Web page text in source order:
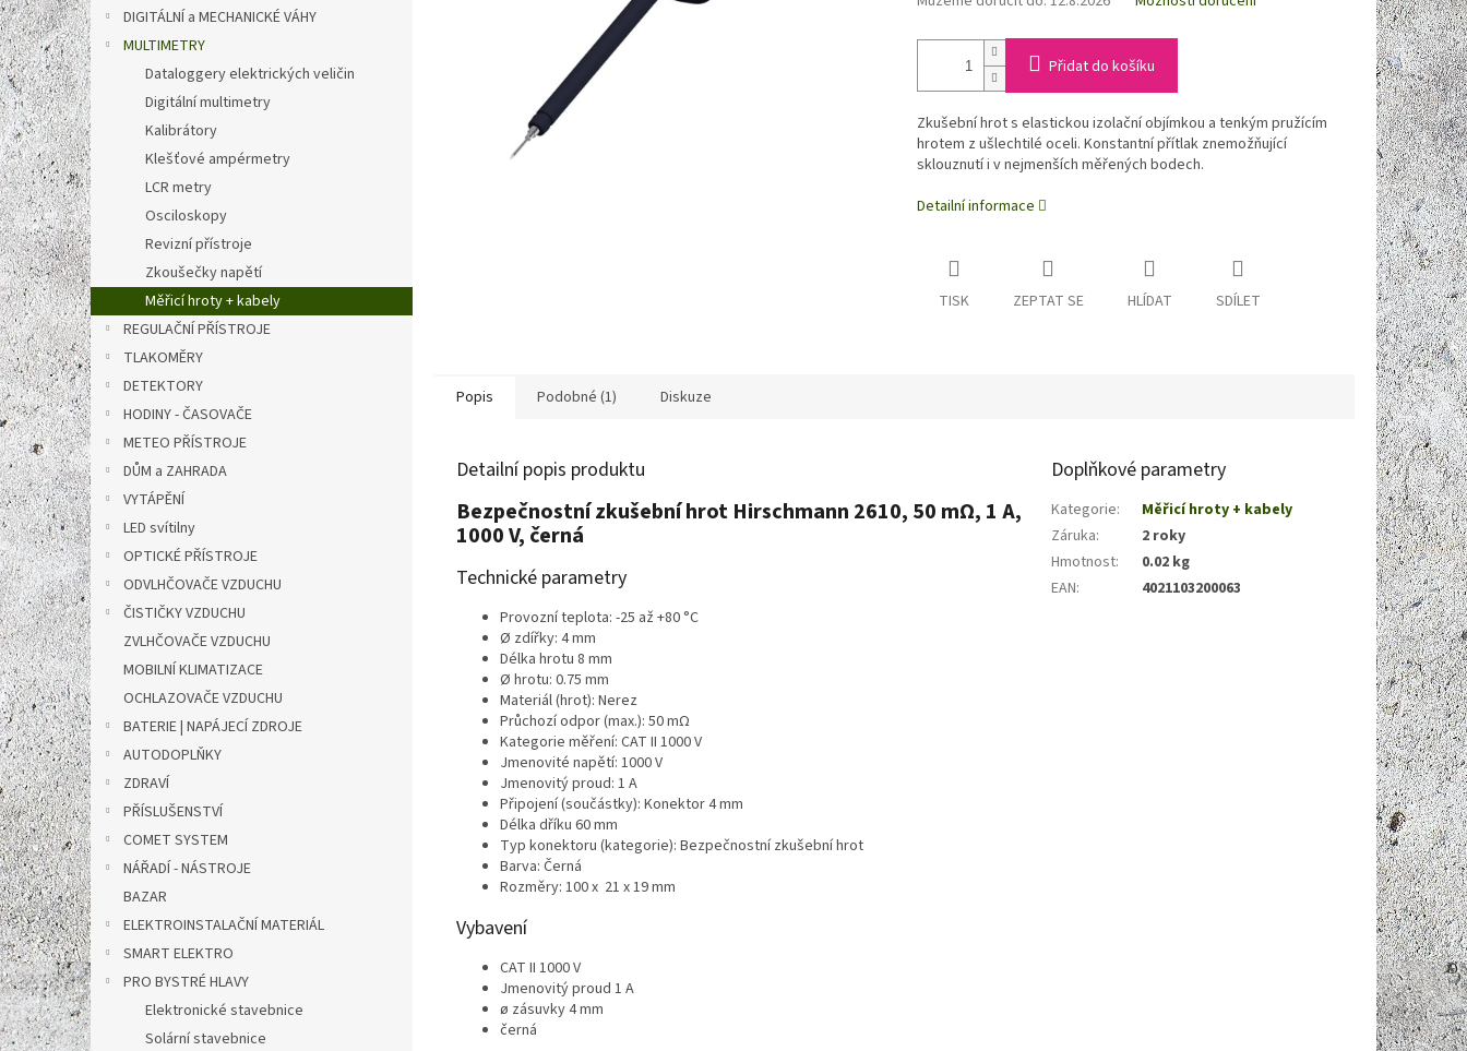
e
l
DIGITÁLNÍ a MECHANICKÉ VÁHY
MULTIMETRY
Dataloggery elektrických veličin
Digitální multimetry
Kalibrátory
Klešťové ampérmetry
LCR metry
Osciloskopy
Revizní přístroje
Zkoušečky napětí
Měřicí hroty + kabely
REGULAČNÍ PŘÍSTROJE
TLAKOMĚRY
DETEKTORY
HODINY - ČASOVAČE
METEO PŘÍSTROJE
DŮM a ZAHRADA
VYTÁPĚNÍ
LED svítilny
OPTICKÉ PŘÍSTROJE
ODVLHČOVAČE VZDUCHU
ČISTIČKY VZDUCHU
ZVLHČOVAČE VZDUCHU
MOBILNÍ KLIMATIZACE
OCHLAZOVAČE VZDUCHU
BATERIE | NAPÁJECÍ ZDROJE
AUTODOPLŇKY
ZDRAVÍ
PŘÍSLUŠENSTVÍ
COMET SYSTEM
NÁŘADÍ - NÁSTROJE
BAZAR
ELEKTROINSTALAČNÍ MATERIÁL
SMART ELEKTRO
PRO BYSTRÉ HLAVY
Elektronické stavebnice
Solární stavebnice
Přidat do košíku
Zkušební hrot s elastickou izolační objímkou a tenkým pružícím
hrotem z ušlechtilé oceli. Konstantní přítlak znemožňující
sklouznutí i v nejmenších měřených bodech.
Detailní informace
TISK ZEPTAT SE HLÍDAT SDÍLET
Popis Podobné (1) Diskuze
Detailní popis produktu
Bezpečnostní zkušební hrot Hirschmann 2610, 50 mΩ, 1 A,
1000 V, černá
Technické parametry
Provozní teplota: -25 až +80 °C
Ø zdířky: 4 mm
Délka hrotu 8 mm
Ø hrotu: 0.75 mm
Materiál (hrot): Nerez
Průchozí odpor (max.): 50 mΩ
Kategorie měření: CAT II 1000 V
Jmenovité napětí: 1000 V
Jmenovitý proud: 1 A
Připojení (součástky): Konektor 4 mm
Délka dříku 60 mm
Typ konektoru (kategorie): Bezpečnostní zkušební hrot
Barva: Černá
Rozměry: 100 x 21 x 19 mm
Vybavení
CAT II 1000 V
Jmenovitý proud 1 A
ø zásuvky 4 mm
černá
Doplňkové parametry
Kategorie:
Měřicí hroty + kabely
Záruka:
2 roky
Hmotnost:
0.02 kg
EAN: 4021103200063